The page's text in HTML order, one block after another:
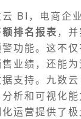
BI，电商企
排名报表 ，
功能。这不
业绩，还能
支持。九数
析和可视化
运营提供了